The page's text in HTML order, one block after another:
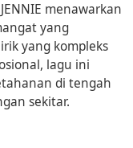
menawarkan
yang
yang kompleks
lagu ini
di tengah
sekitar.